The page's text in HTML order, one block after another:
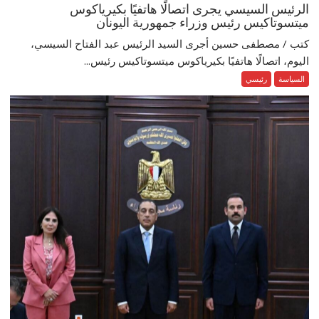
الرئيس السيسي يجرى اتصالًا هاتفيًا بكيرياكوس
ميتسوتاكيس رئيس وزراء جمهورية اليونان
كتب / مصطفى حسين أجرى السيد الرئيس عبد الفتاح السيسي،
اليوم، اتصالًا هاتفيًا بكيرياكوس ميتسوتاكيس رئيس...
السياسة رئيسي